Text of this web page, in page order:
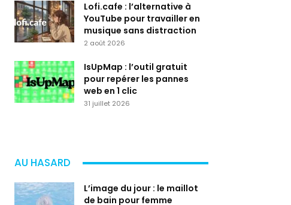
Lofi.cafe : l’alternative à
YouTube pour travailler en
musique sans distraction
2 août 2026
IsUpMap : l’outil gratuit
pour repérer les pannes
web en 1 clic
31 juillet 2026
AU HASARD
L’image du jour : le maillot
de bain pour femme